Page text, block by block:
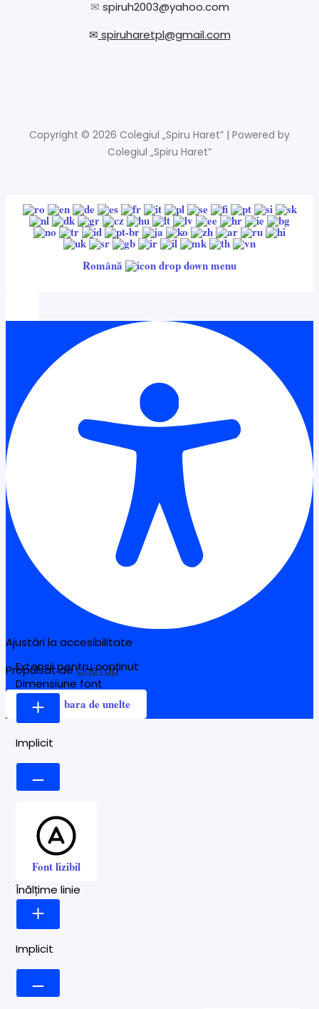
✉ spiruh2003@yahoo.com
✉ spiruharetpl@gmail.com
Copyright © 2026 Colegiul „Spiru Haret” | Powered by
Colegiul „Spiru Haret”
Română
Ajustări la accesibilitate
Propulsat deOneTap
Ascunde bara de unelte
Extensii pentru conținut
Dimensiune font
Implicit
Font lizibil
Înălțime linie
Implicit